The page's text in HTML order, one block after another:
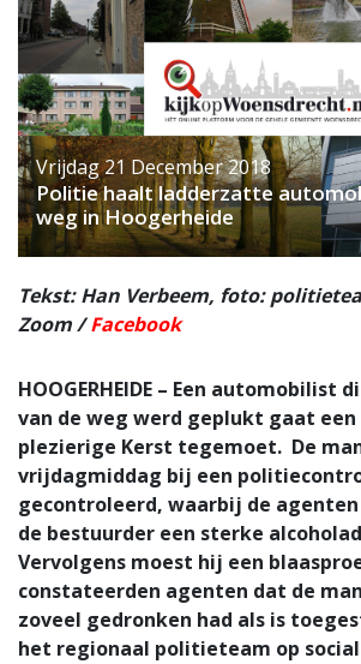
Vrijdag 21 December 2018
Politie haalt ladderzatte
weg in Hoogerheide
Tekst: Han Verbeem, foto:
Zoom /Facebook
HOOGERHEIDE – Een automobilist
van de weg werd geplukt gaat
plezierige Kerst tegemoet. De
vrijdagmiddag bij een
gecontroleerd, waarbij de
de bestuurder een sterke
Vervolgens moest hij een
constateerden agenten dat de
zoveel gedronken had als is
het regionaal politieteam op